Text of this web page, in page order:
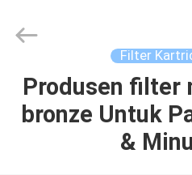
RUMAH
Copyright
Guangzhou
Lvyuan
Water
Purification
Filter
Produsen filter
bronze Untuk
&